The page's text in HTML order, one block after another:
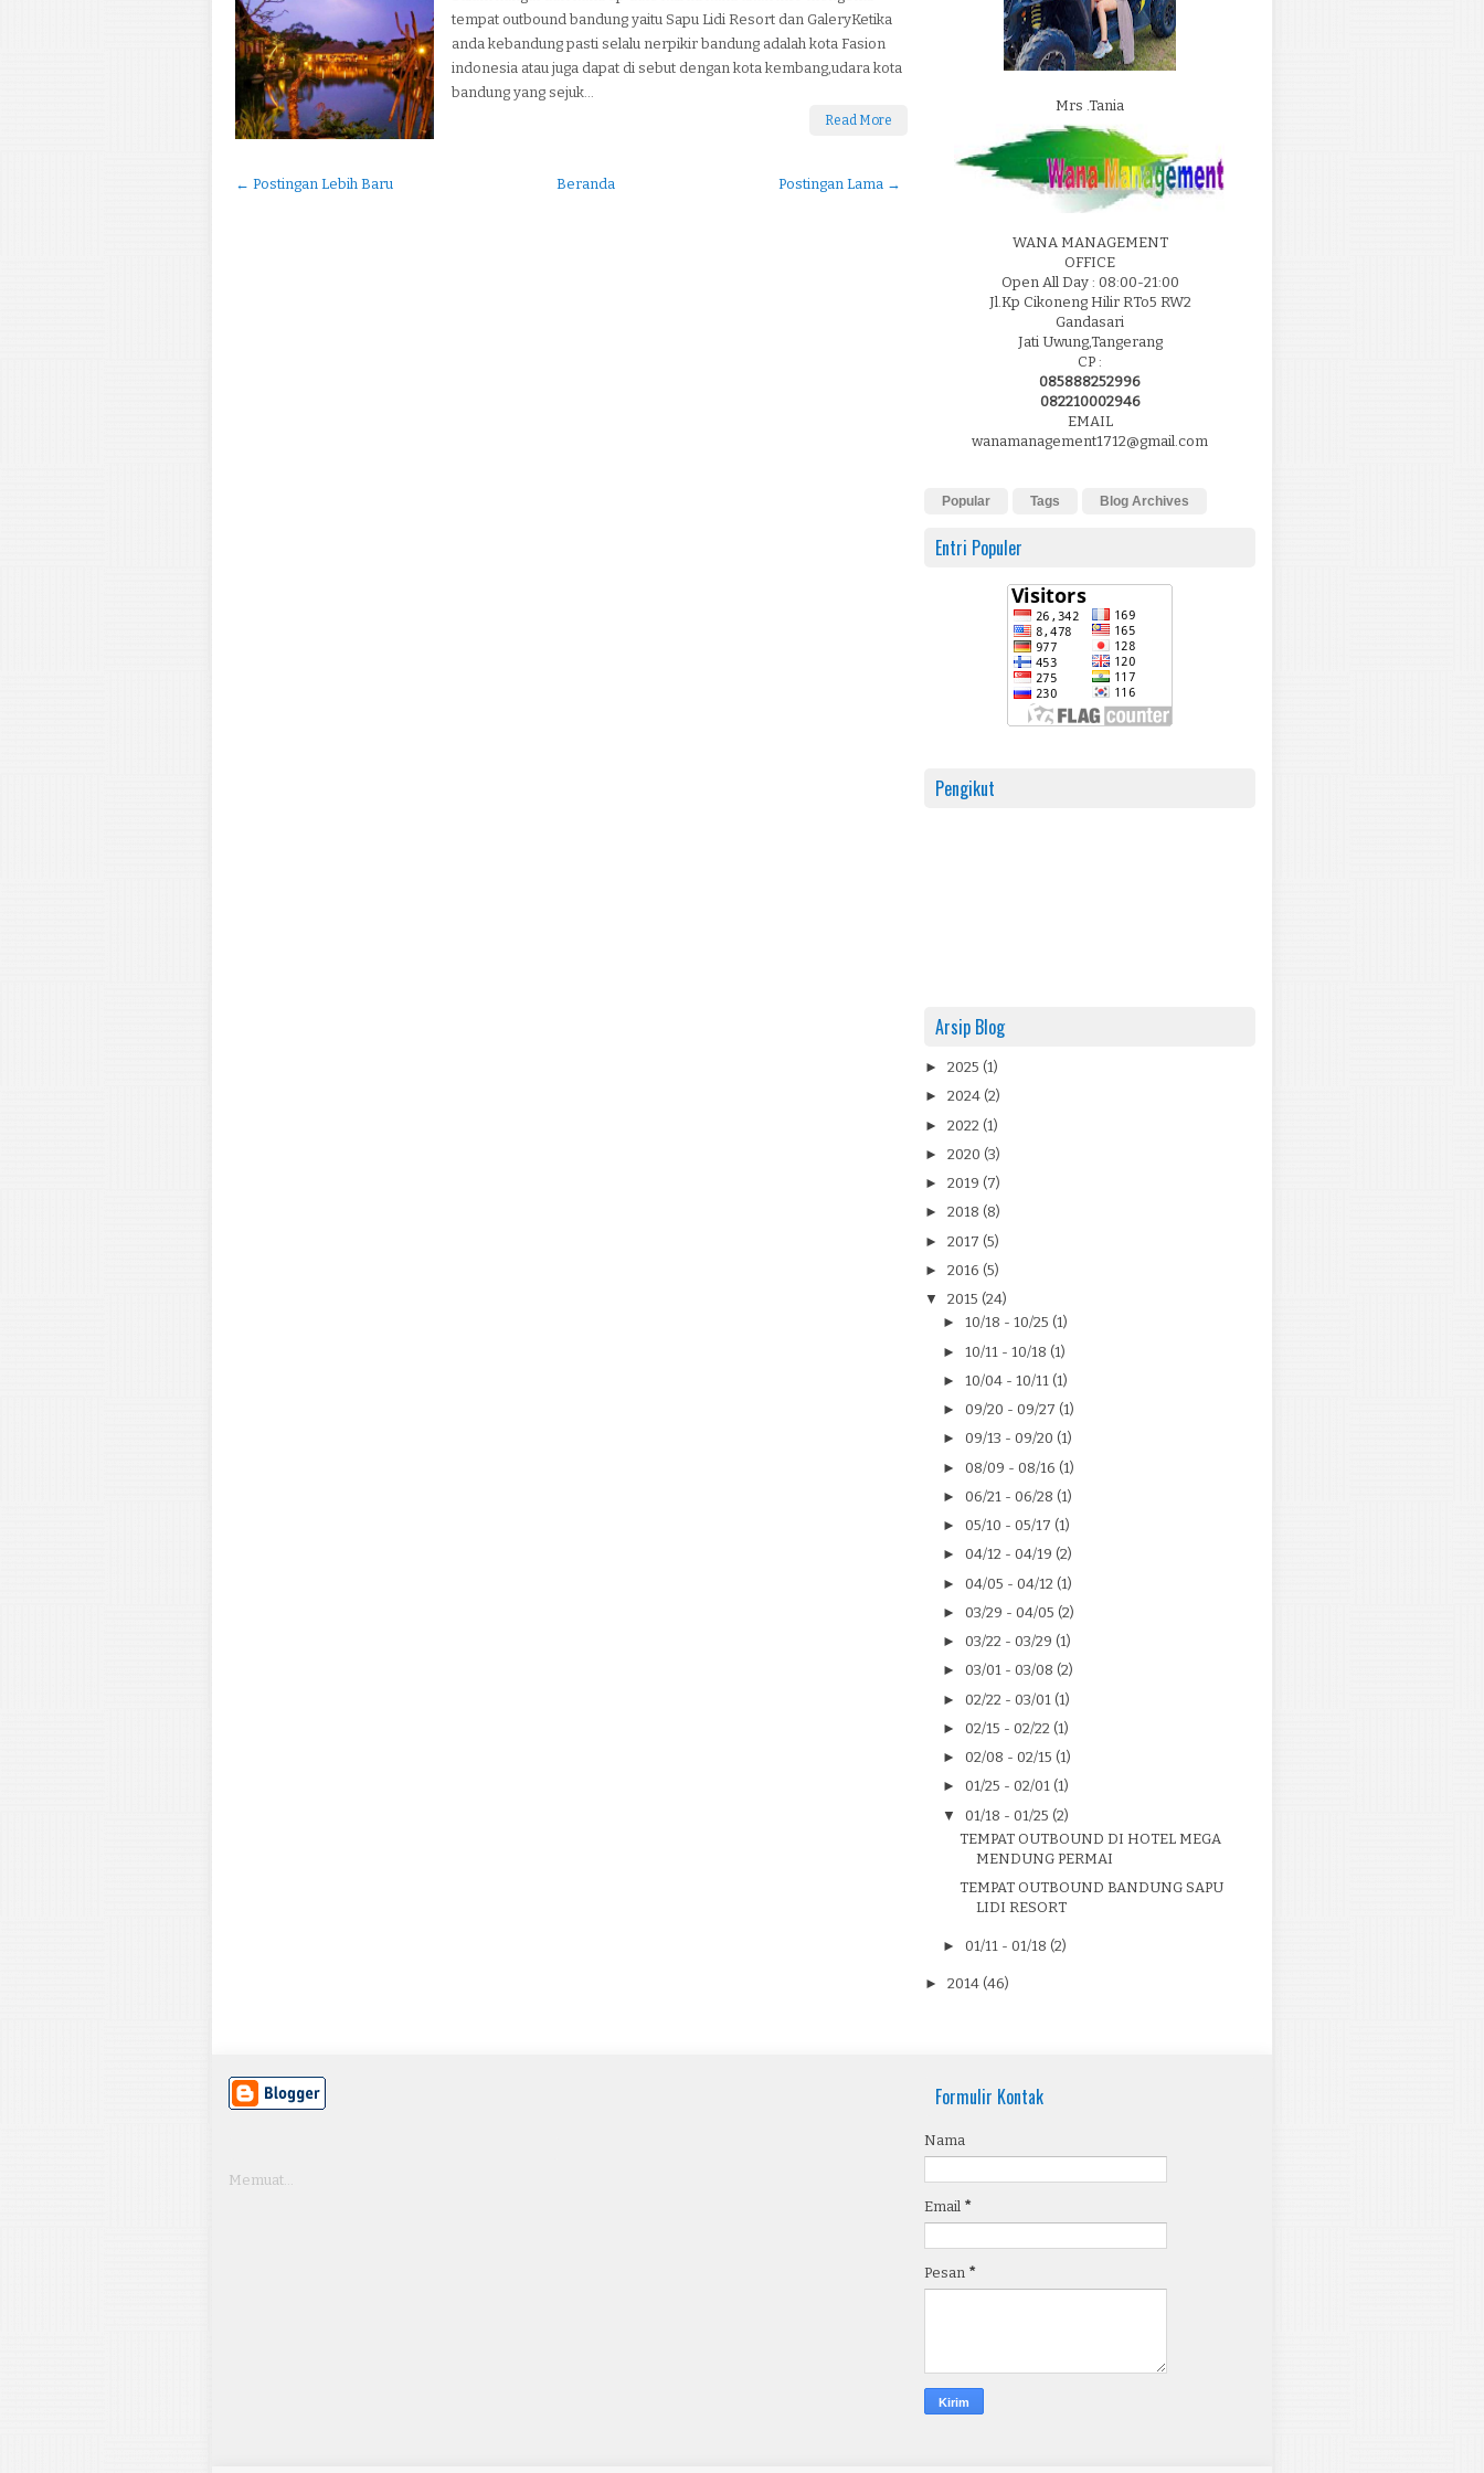
tempat outbound bandung yaitu Sapu Lidi Resort dan GaleryKetika
anda kebandung pasti selalu nerpikir bandung adalah kota Fasion
indonesia atau juga dapat di sebut dengan kota kembang,udara kota
bandung yang sejuk...
Read More
← Postingan Lebih Baru Postingan Lama →
Beranda
Mrs .Tania
WANA MANAGEMENT
OFFICE
Open All Day : 08:00-21:00
Jl.Kp Cikoneng Hilir RTo5 RW2
Gandasari
Jati Uwung,Tangerang
CP :
085888252996
082210002946
EMAIL
wanamanagement1712@gmail.com
Popular Tags Blog Archives
Entri Populer
Pengikut
Arsip Blog
► 2025 (1)
► 2024 (2)
► 2022 (1)
► 2020 (3)
► 2019 (7)
► 2018 (8)
► 2017 (5)
► 2016 (5)
▼ 2015 (24)
► 10/18 - 10/25 (1)
► 10/11 - 10/18 (1)
► 10/04 - 10/11 (1)
► 09/20 - 09/27 (1)
► 09/13 - 09/20 (1)
► 08/09 - 08/16 (1)
► 06/21 - 06/28 (1)
► 05/10 - 05/17 (1)
► 04/12 - 04/19 (2)
► 04/05 - 04/12 (1)
► 03/29 - 04/05 (2)
► 03/22 - 03/29 (1)
► 03/01 - 03/08 (2)
► 02/22 - 03/01 (1)
► 02/15 - 02/22 (1)
► 02/08 - 02/15 (1)
► 01/25 - 02/01 (1)
▼ 01/18 - 01/25 (2)
TEMPAT OUTBOUND DI HOTEL MEGA
MENDUNG PERMAI
TEMPAT OUTBOUND BANDUNG SAPU
LIDI RESORT
► 01/11 - 01/18 (2)
► 2014 (46)
Memuat...
Formulir Kontak
Nama
Email *
Pesan *